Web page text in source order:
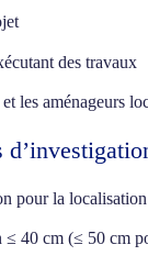
des travaux
les aménageurs
pour la
40 cm (≤ 50 cm